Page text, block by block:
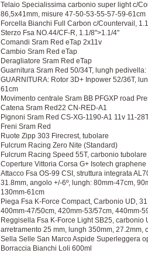
Telaio Specialissima carbonio super light c/
86,5x41mm, misure 47-50-53-55-57-59-61cm
Forcella Bianchi Full Carbon c/Countervail,
Sterzo Fsa NO.44/CF-R, 1.1/8">1.1/4"
Comandi Sram Red eTap 2x11v
Cambio Sram Red eTap
Deragliatore Sram Red eTap
Guarnitura Sram Red 50/34T, lungh
GUARNITURA: Rotor 3D+ Inpower 52/36T,
61cm
Movimento centrale Sram BB PFGXP road
Catena Sram Red22 CN-RED-A1
Pignoni Sram Red CS-XG-1190-A1 11v 11-
Freni Sram Red
Ruote Zipp 303 Firecrest, tubolare
Fulcrum Racing Zero Nite (Standard)
Fulcrum Racing Speed 55T, carbonio tubolare
Coperture Vittoria Corsa G+ Isotech
Attacco Fsa OS-99 CSI, struttura integrata
31.8mm, angolo +/-6º, lungh: 80mm-47cm,
130mm-61cm
Piega Fsa K-Force Compact, Carbonio UD,
400mm-47/50cm, 420mm-53/57cm, 440mm-
Reggisella Fsa K-Force Light SB25,
arretramento 25 mm, lungh 350mm, 27.2mm,
Sella Selle San Marco Aspide Superleggera
Borraccia Bianchi Loli 600ml